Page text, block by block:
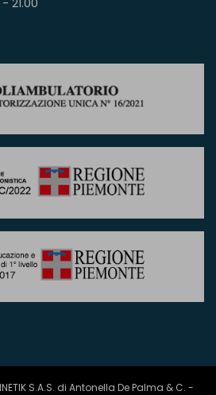
21.00
S.A.S. di Antonella De Palma & C. -